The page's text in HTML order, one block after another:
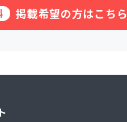
掲載希望の方はこちら